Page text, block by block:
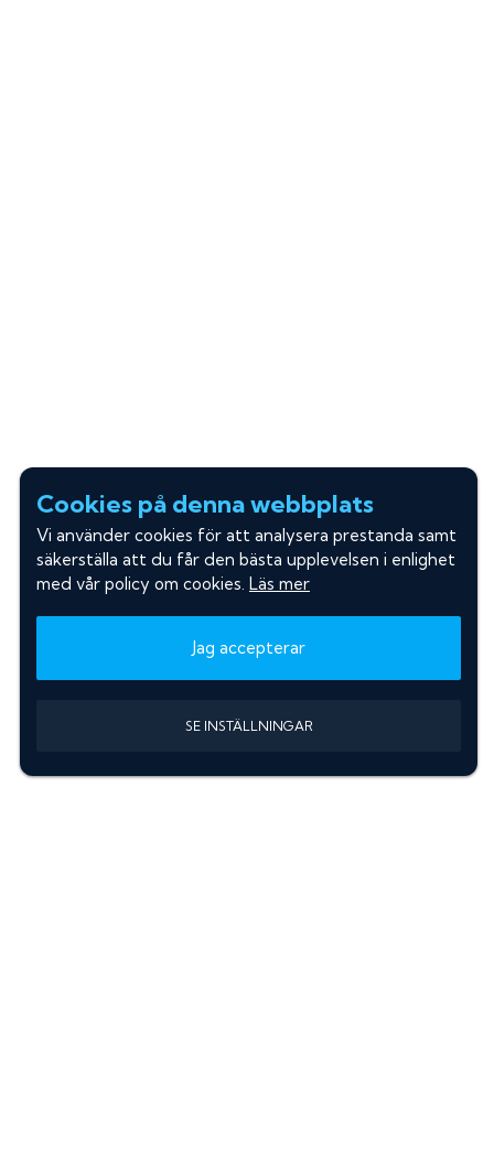
Cookies på denna webbplats
Vi använder cookies för att analysera prestanda samt
säkerställa att du får den bästa upplevelsen i enlighet
med vår policy om cookies. Läs mer
Jag accepterar
SE INSTÄLLNINGAR